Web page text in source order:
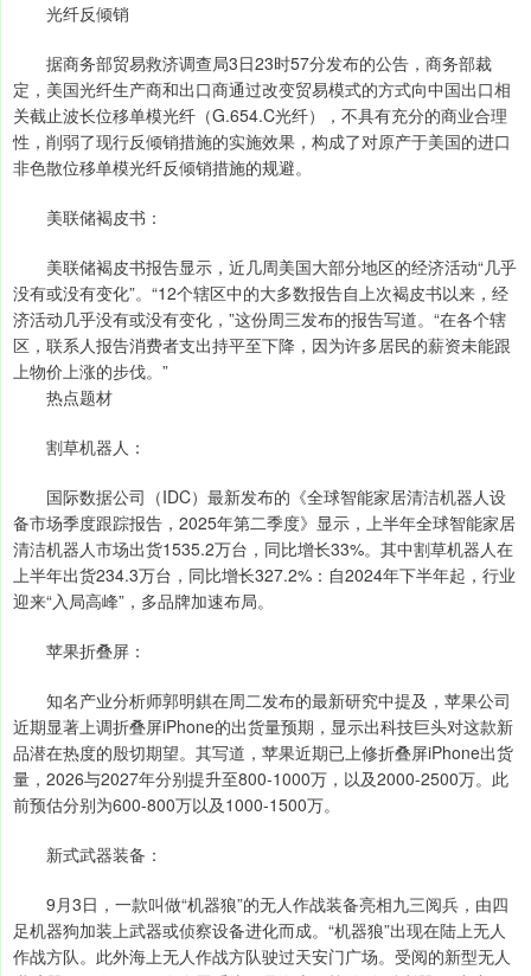
光纤反倾销
据商务部贸易救济调查局3日23时57分发布的公告，商务部裁
定，美国光纤生产商和出口商通过改变贸易模式的方式向中国出口相
关截止波长位移单模光纤（G.654.C光纤），不具有充分的商业合理
性，削弱了现行反倾销措施的实施效果，构成了对原产于美国的进口
非色散位移单模光纤反倾销措施的规避。
美联储褐皮书：
美联储褐皮书报告显示，近几周美国大部分地区的经济活动“几乎
没有或没有变化”。“12个辖区中的大多数报告自上次褐皮书以来，经
济活动几乎没有或没有变化，”这份周三发布的报告写道。“在各个辖
区，联系人报告消费者支出持平至下降，因为许多居民的薪资未能跟
上物价上涨的步伐。”
热点题材
割草机器人：
国际数据公司（IDC）最新发布的《全球智能家居清洁机器人设
备市场季度跟踪报告，2025年第二季度》显示，上半年全球智能家居
清洁机器人市场出货1535.2万台，同比增长33%。其中割草机器人在
上半年出货234.3万台，同比增长327.2%：自2024年下半年起，行业
迎来“入局高峰”，多品牌加速布局。
苹果折叠屏：
知名产业分析师郭明錤在周二发布的最新研究中提及，苹果公司
近期显著上调折叠屏iPhone的出货量预期，显示出科技巨头对这款新
品潜在热度的殷切期望。其写道，苹果近期已上修折叠屏iPhone出货
量，2026与2027年分别提升至800-1000万，以及2000-2500万。此
前预估分别为600-800万以及1000-1500万。
新式武器装备：
9月3日，一款叫做“机器狼”的无人作战装备亮相九三阅兵，由四
足机器狗加装上武器或侦察设备进化而成。“机器狼”出现在陆上无人
作战方队。此外海上无人作战方队驶过天安门广场。受阅的新型无人